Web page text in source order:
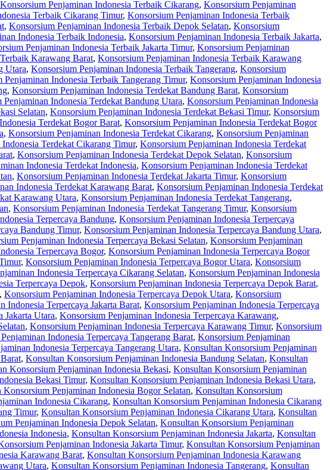
Konsorsium Penjaminan Indonesia Terbaik Cikarang, Konsorsium Penjaminan
Terbaik Cikarang Timur, Konsorsium Penjaminan Indonesia Terbaik
, Konsorsium Penjaminan Indonesia Terbaik Depok Selatan, Konsorsium
Indonesia Terbaik Indonesia, Konsorsium Penjaminan Indonesia Terbaik Jakarta,
Penjaminan Indonesia Terbaik Jakarta Timur, Konsorsium Penjaminan
Karawang Barat, Konsorsium Penjaminan Indonesia Terbaik Karawang
Utara, Konsorsium Penjaminan Indonesia Terbaik Tangerang, Konsorsium
Penjaminan Indonesia Terbaik Tangerang Timur, Konsorsium Penjaminan Indonesia
, Konsorsium Penjaminan Indonesia Terdekat Bandung Barat, Konsorsium
Penjaminan Indonesia Terdekat Bandung Utara, Konsorsium Penjaminan Indonesia
Selatan, Konsorsium Penjaminan Indonesia Terdekat Bekasi Timur, Konsorsium
Terdekat Bogor Barat, Konsorsium Penjaminan Indonesia Terdekat Bogor
, Konsorsium Penjaminan Indonesia Terdekat Cikarang, Konsorsium Penjaminan
Terdekat Cikarang Timur, Konsorsium Penjaminan Indonesia Terdekat
, Konsorsium Penjaminan Indonesia Terdekat Depok Selatan, Konsorsium
Indonesia Terdekat Indonesia, Konsorsium Penjaminan Indonesia Terdekat
, Konsorsium Penjaminan Indonesia Terdekat Jakarta Timur, Konsorsium
Indonesia Terdekat Karawang Barat, Konsorsium Penjaminan Indonesia Terdekat
Karawang Utara, Konsorsium Penjaminan Indonesia Terdekat Tangerang,
, Konsorsium Penjaminan Indonesia Terdekat Tangerang Timur, Konsorsium
Terpercaya Bandung, Konsorsium Penjaminan Indonesia Terpercaya
Bandung Timur, Konsorsium Penjaminan Indonesia Terpercaya Bandung Utara,
Penjaminan Indonesia Terpercaya Bekasi Selatan, Konsorsium Penjaminan
Terpercaya Bogor, Konsorsium Penjaminan Indonesia Terpercaya Bogor
, Konsorsium Penjaminan Indonesia Terpercaya Bogor Utara, Konsorsium
Indonesia Terpercaya Cikarang Selatan, Konsorsium Penjaminan Indonesia
Terpercaya Depok, Konsorsium Penjaminan Indonesia Terpercaya Depok Barat,
, Konsorsium Penjaminan Indonesia Terpercaya Depok Utara, Konsorsium
Indonesia Terpercaya Jakarta Barat, Konsorsium Penjaminan Indonesia Terpercaya
Jakarta Utara, Konsorsium Penjaminan Indonesia Terpercaya Karawang,
, Konsorsium Penjaminan Indonesia Terpercaya Karawang Timur, Konsorsium
Indonesia Terpercaya Tangerang Barat, Konsorsium Penjaminan
Indonesia Terpercaya Tangerang Utara, Konsultan Konsorsium Penjaminan
, Konsultan Konsorsium Penjaminan Indonesia Bandung Selatan, Konsultan
Konsorsium Penjaminan Indonesia Bekasi, Konsultan Konsorsium Penjaminan
Bekasi Timur, Konsultan Konsorsium Penjaminan Indonesia Bekasi Utara,
Konsorsium Penjaminan Indonesia Bogor Selatan, Konsultan Konsorsium
Indonesia Cikarang, Konsultan Konsorsium Penjaminan Indonesia Cikarang
Timur, Konsultan Konsorsium Penjaminan Indonesia Cikarang Utara, Konsultan
Penjaminan Indonesia Depok Selatan, Konsultan Konsorsium Penjaminan
Indonesia, Konsultan Konsorsium Penjaminan Indonesia Jakarta, Konsultan
Penjaminan Indonesia Jakarta Timur, Konsultan Konsorsium Penjaminan
Karawang Barat, Konsultan Konsorsium Penjaminan Indonesia Karawang
Utara, Konsultan Konsorsium Penjaminan Indonesia Tangerang, Konsultan